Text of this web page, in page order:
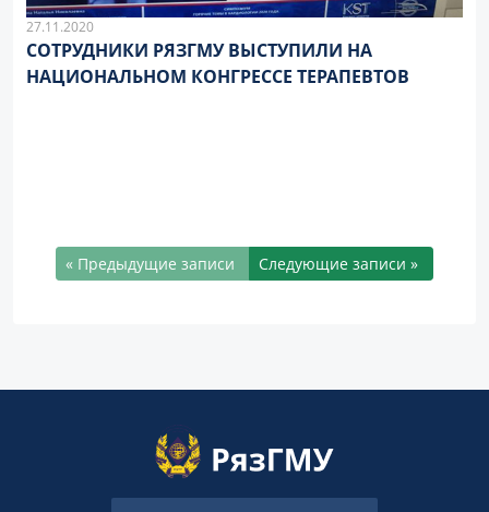
27.11.2020
СОТРУДНИКИ РЯЗГМУ ВЫСТУПИЛИ НА
НАЦИОНАЛЬНОМ КОНГРЕССЕ ТЕРАПЕВТОВ
« Предыдущие записи Следующие записи »